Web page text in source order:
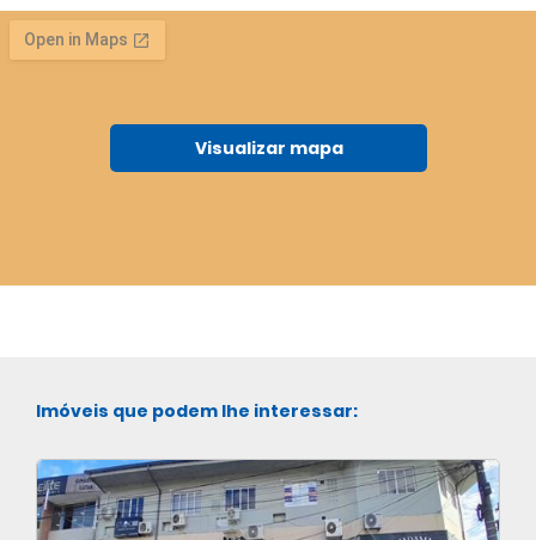
Visualizar mapa
Imóveis que podem lhe interessar: